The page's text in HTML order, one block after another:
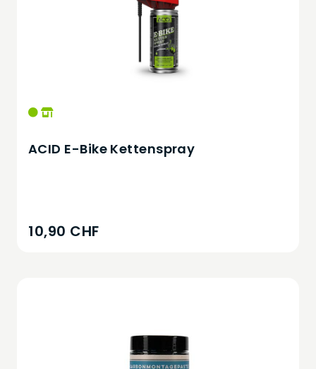
ACID E-Bike Kettenspray
10,90 CHF